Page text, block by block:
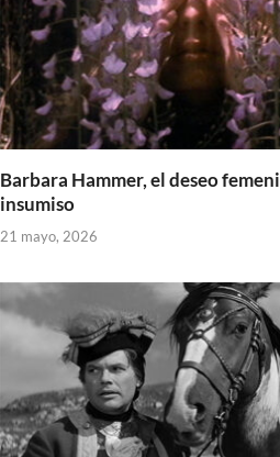
Barbara Hammer, el deseo
insumiso
21 mayo, 2026